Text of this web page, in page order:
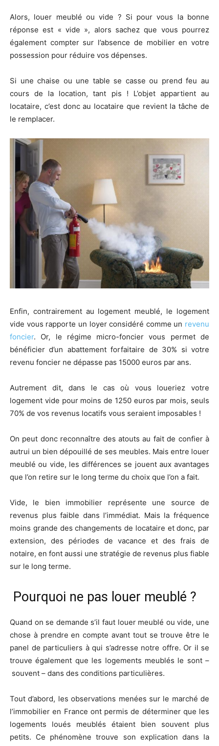
Alors, louer meublé ou vide ? Si pour vous la bonne
réponse est « vide », alors sachez que vous pourrez
également compter sur l’absence de mobilier en votre
possession pour réduire vos dépenses.
Si une chaise ou une table se casse ou prend feu au
cours de la location, tant pis ! L’objet appartient au
locataire, c’est donc au locataire que revient la tâche de
le remplacer.
Enfin, contrairement au logement meublé, le logement
vide vous rapporte un loyer considéré comme un revenu
foncier. Or, le régime micro-foncier vous permet de
bénéficier d’un abattement forfaitaire de 30% si votre
revenu foncier ne dépasse pas 15000 euros par ans.
Autrement dit, dans le cas où vous loueriez votre
logement vide pour moins de 1250 euros par mois, seuls
70% de vos revenus locatifs vous seraient imposables !
On peut donc reconnaître des atouts au fait de confier à
autrui un bien dépouillé de ses meubles. Mais entre louer
meublé ou vide, les différences se jouent aux avantages
que l’on retire sur le long terme du choix que l’on a fait.
Vide, le bien immobilier représente une source de
revenus plus faible dans l’immédiat. Mais la fréquence
moins grande des changements de locataire et donc, par
extension, des périodes de vacance et des frais de
notaire, en font aussi une stratégie de revenus plus fiable
sur le long terme.
Pourquoi ne pas louer meublé ?
Quand on se demande s’il faut louer meublé ou vide, une
chose à prendre en compte avant tout se trouve être le
panel de particuliers à qui s’adresse notre offre. Or il se
trouve également que les logements meublés le sont –
souvent – dans des conditions particulières.
Tout d’abord, les observations menées sur le marché de
l’immobilier en France ont permis de déterminer que les
logements loués meublés étaient bien souvent plus
petits. Ce phénomène trouve son explication dans la